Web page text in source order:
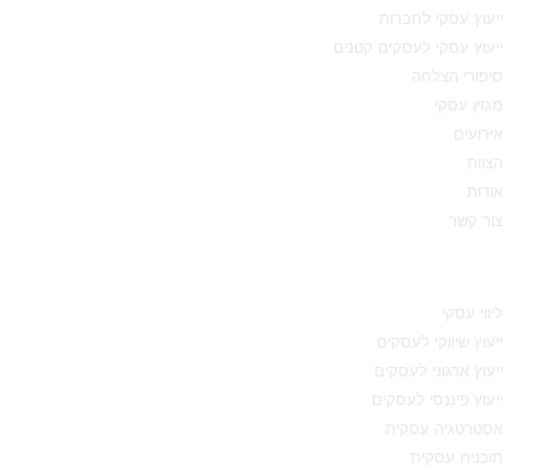
ייעוץ עסקי לחברות
ייעוץ עסקי לעסקים קטנים
סיפורי הצלחה
מגזין עסקי
אירועים
הצוות
אודות
צור קשר
ליווי עסקי
ייעוץ שיווקי לעסקים
ייעוץ ארגוני לעסקים
ייעוץ פיננסי לעסקים
אסטרטגיה עסקית
תוכנית עסקית